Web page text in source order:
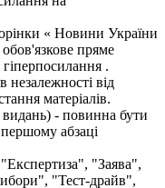
« Новини України
обов'язкове пряме
.
від
матеріалів.
видань) - повинна бути
абзаці
"Заява",
"Тест-драйв",